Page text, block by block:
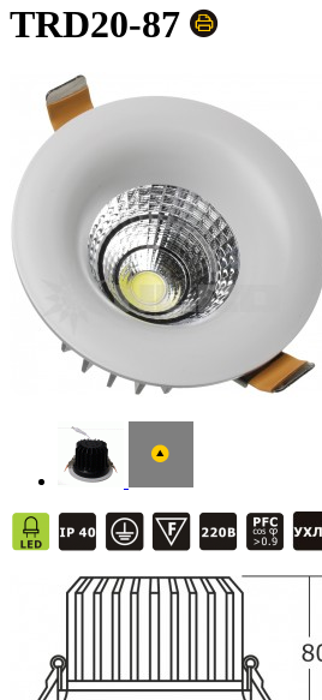
TRD20-87